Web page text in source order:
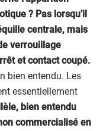
? Pas lorsqu’il
centrale, mais
verrouillage
et contact coupé.
bien entendu. Les
essentiellement
bien entendu
commercialisé en